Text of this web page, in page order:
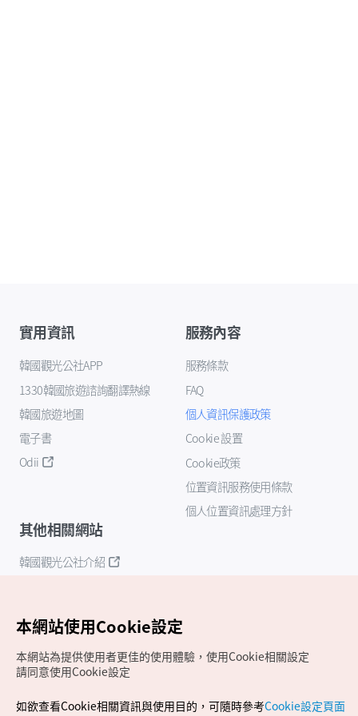
實用資訊
韓國觀光公社APP
1330韓國旅遊諮詢翻譯熱線
韓國旅遊地圖
電子書
Odii
服務內容
服務條款
FAQ
個人資訊保護政策
Cookie 設置
Cookie政策
位置資訊服務使用條款
個人位置資訊處理方針
其他相關網站
韓國觀光公社介紹
本網站使用Cookie設定
本網站為提供使用者更佳的使用體驗，使用Cookie相關設定
請同意使用Cookie設定
如欲查看Cookie相關資訊與使用目的，可隨時參考Cookie設定頁面